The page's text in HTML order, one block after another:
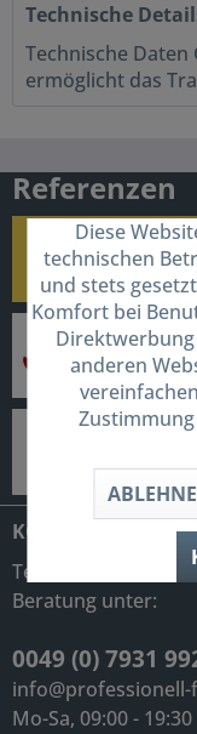
Technische
Technische
ermöglicht das
Referenzen
KONTAKT
Telefonische
Beratung unter:
0049 (0) 7931
Mo-Sa, 09:00 -
Diese
technischen
und stets
Komfort bei
anderen